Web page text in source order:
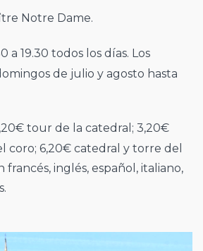
Notre Dame.
a 19.30 todos los días. Los
de julio y agosto hasta
tour de la catedral; 3,20€
coro; 6,20€ catedral y torre del
francés, inglés, español, italiano,